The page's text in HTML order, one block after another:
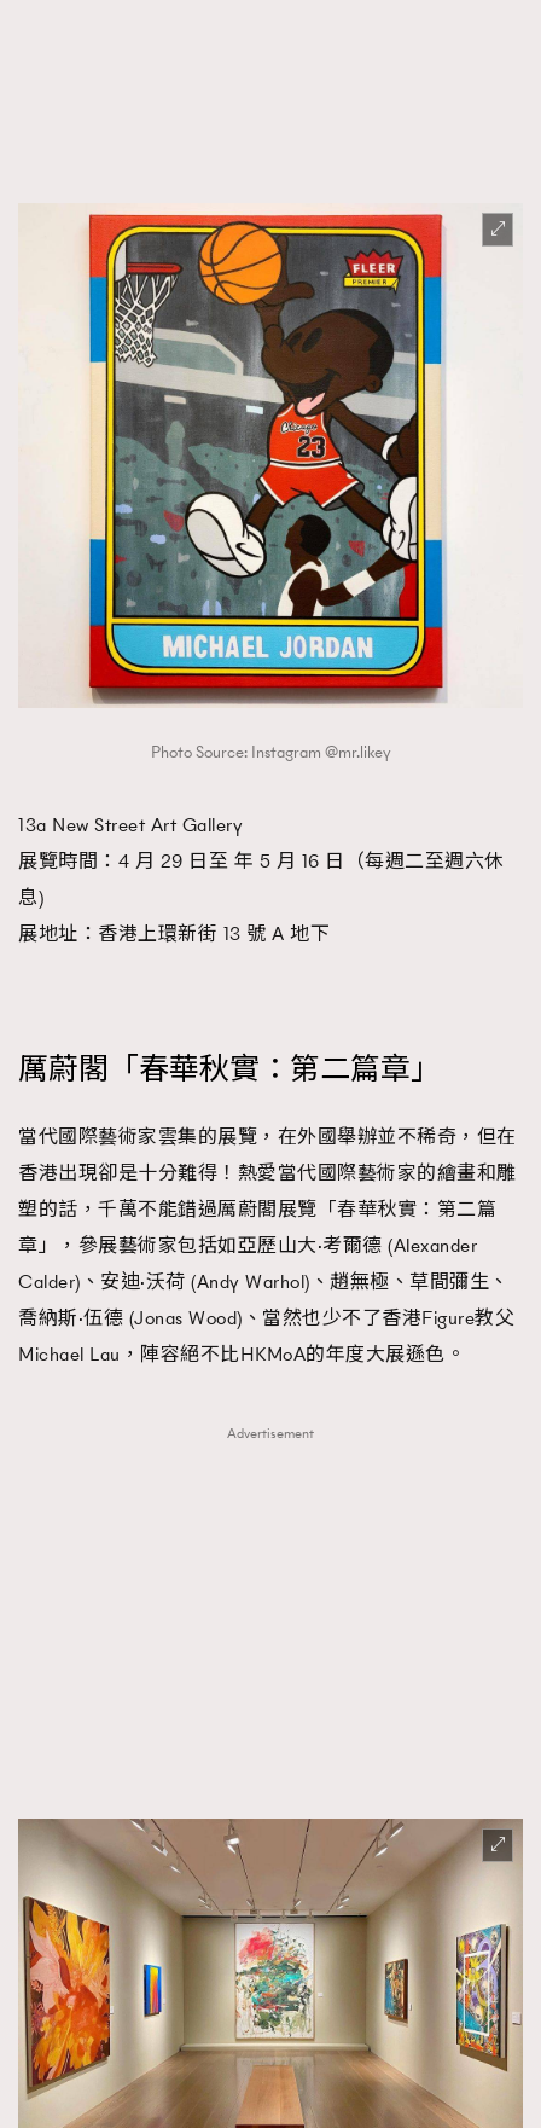
Photo Source: Instagram @mr.likey
13a New Street Art Gallery
展覽時間：4 月 29 日至 年 5 月 16 日（每週二至週六休
息)
展地址：香港上環新街 13 號 A 地下
厲蔚閣「春華秋實：第二篇章」
當代國際藝術家雲集的展覽，在外國舉辦並不稀奇，但在
香港出現卻是十分難得！熱愛當代國際藝術家的繪畫和雕
塑的話，千萬不能錯過厲蔚閣展覽「春華秋實：第二篇
章」，參展藝術家包括如亞歷山大·考爾德 (Alexander
Calder)、安迪·沃荷 (Andy Warhol)、趙無極、草間彌生、
喬納斯·伍德 (Jonas Wood)、當然也少不了香港Figure教父
Michael Lau，陣容絕不比HKMoA的年度大展遜色。
Advertisement